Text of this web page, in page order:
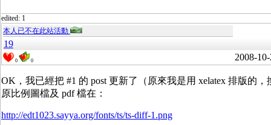
edited: 1
本人已不在此站活動
19
0 0 2008-
OK，我已經把 #1 的 post 更新了（原來我是用 xelatex 排版的
原比例圖檔及 pdf 檔在：
http://edt1023.sayya.org/fonts/ts/ts-diff-1.png